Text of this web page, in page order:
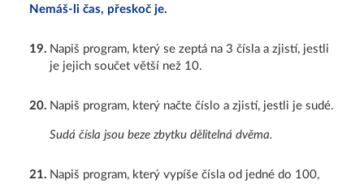
Nemáš-li čas, přeskoč je.
19. Napiš program, který se zeptá na 3 čísla a zjistí, jestli
je jejich součet větší než 10.
20. Napiš program, který načte číslo a zjistí, jestli je sudé.
Sudá čísla jsou beze zbytku dělitelná dvěma.
21. Napiš program, který vypíše čísla od jedné do 100,